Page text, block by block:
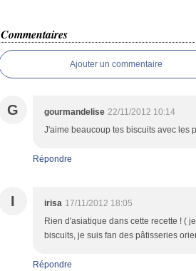
Commentaires
Ajouter un commentaire
G gourmandelise 22/11/2012 10:14
J'aime beaucoup tes biscuits avec les
Répondre
I irisa 17/11/2012 18:05
Rien d'asiatique dans cette recette ! (
biscuits, je suis fan des pâtisseries
Répondre